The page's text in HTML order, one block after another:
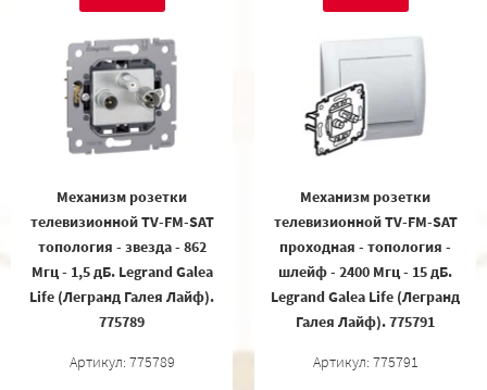
Механизм розетки
телевизионной TV-FM-SAT
топология - звезда - 862
Мгц - 1,5 дБ. Legrand Galea
Life (Легранд Галея Лайф).
775789
Артикул: 775789
Механизм розетки
телевизионной TV-FM-SAT
проходная - топология -
шлейф - 2400 Мгц - 15 дБ.
Legrand Galea Life (Легранд
Галея Лайф). 775791
Артикул: 775791